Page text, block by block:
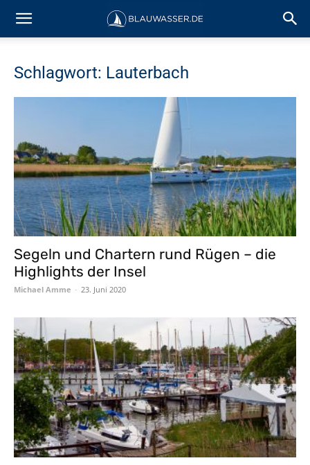
Schlagwort: Lauterbach
Segeln und Chartern rund Rügen – die
Highlights der Insel
Michael Amme - 23. Juni 2020